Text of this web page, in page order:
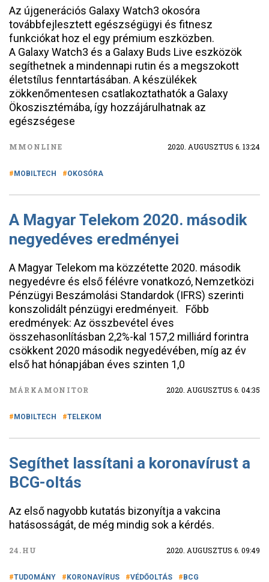
Az újgenerációs Galaxy Watch3 okosóra
továbbfejlesztett egészségügyi és fitnesz
funkciókat hoz el egy prémium eszközben.
A Galaxy Watch3 és a Galaxy Buds Live eszközök
segíthetnek a mindennapi rutin és a megszokott
életstílus fenntartásában. A készülékek
zökkenőmentesen csatlakoztathatók a Galaxy
Ökoszisztémába, így hozzájárulhatnak az
egészségese
MMONLINE 2020. AUGUSZTUS 6. 13:24
MOBILTECH OKOSÓRA
A Magyar Telekom 2020. második
negyedéves eredményei
A Magyar Telekom ma közzétette 2020. második
negyedévre és első félévre vonatkozó, Nemzetközi
Pénzügyi Beszámolási Standardok (IFRS) szerinti
konszolidált pénzügyi eredményeit. Főbb
eredmények: Az összbevétel éves
összehasonlításban 2,2%-kal 157,2 milliárd forintra
csökkent 2020 második negyedévében, míg az év
első hat hónapjában éves szinten 1,0
MÁRKAMONITOR 2020. AUGUSZTUS 6. 04:35
MOBILTECH TELEKOM
Segíthet lassítani a koronavírust a
BCG-oltás
Az első nagyobb kutatás bizonyítja a vakcina
hatásosságát, de még mindig sok a kérdés.
24.HU 2020. AUGUSZTUS 6. 09:49
TUDOMÁNY KORONAVÍRUS VÉDŐOLTÁS BCG